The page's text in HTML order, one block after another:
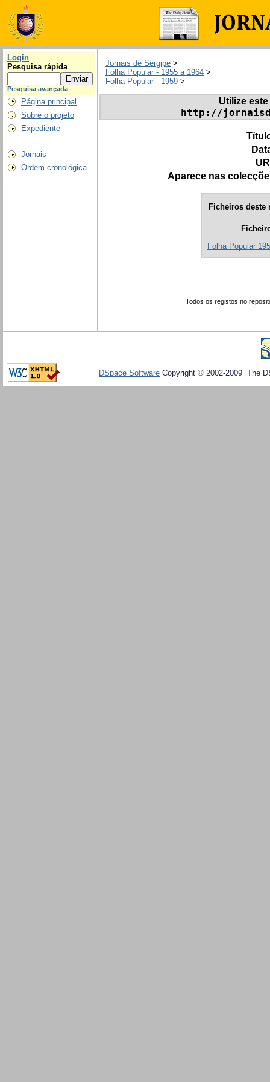
Login
Pesquisa rápida
Pesquisa avançada
Página principal
Sobre o projeto
Expediente
Jornais
Ordem cronológica
Jornais de Sergipe >
Folha Popular - 1955 a 1964 >
Folha Popular - 1959 >
Utilize
http://
Aparece nas
Ficheiros deste
Folha Popular
Todos os registos no
DSpace Software Copyright © 2002-2009 The